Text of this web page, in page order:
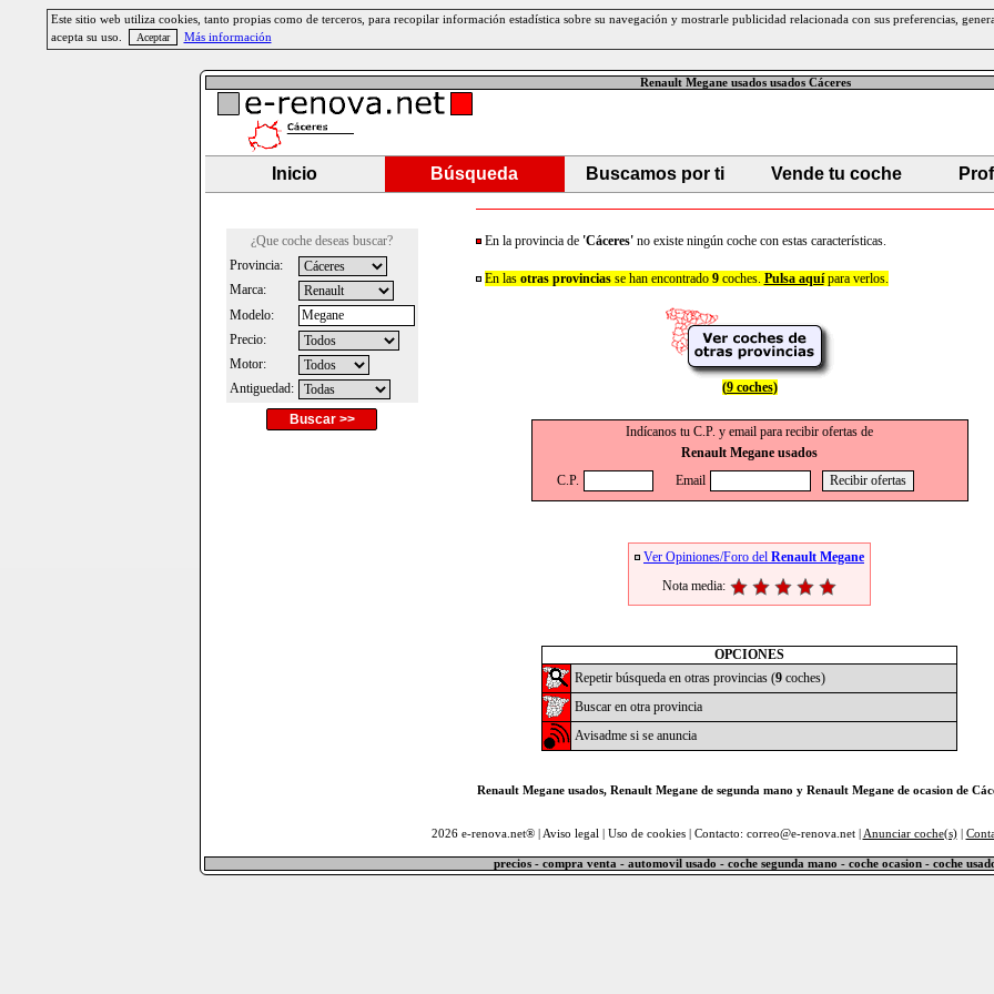
Este sitio web utiliza cookies, tanto propias como de terceros, para recopilar información estadística sobre su navegación y mostrarle publicidad relacionada con sus preferencias,
acepta su uso.
Más información
Renault Megane usados usados Cáceres
Inicio Búsqueda Buscamos por ti Vende tu coche
¿Que coche deseas buscar?
Provincia:
Marca:
Modelo:
Precio:
Motor:
Antiguedad:
Buscar >>
En la provincia de 'Cáceres'no existe ningún coche con estas características.
En las otras provinciasse han encontrado 9coches. Pulsa aquípara verlos.
(9 coches)
Indícanos tu C.P. y email para recibir ofertas de
Renault Megane usados
C.P.
Email
Ver Opiniones/Foro del Renault Megane
Nota media:
OPCIONES
Repetir búsqueda en otras provincias (9 coches)
Buscar en otra provincia
Avisadme si se anuncia
Renault Megane usados, Renault Megane de segunda mano y Renault Megane de ocasion de
2026 e-renova.net® | Aviso legal Uso de cookies| Contacto: correo@e-renova.net | Anunciar coche(s)|
precios - compra venta - automovil usado - coche segunda mano - coche ocasion - coche